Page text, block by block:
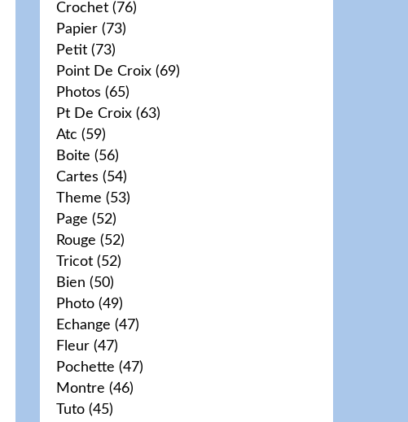
Crochet (76)
Papier (73)
Petit (73)
Point De Croix (69)
Photos (65)
Pt De Croix (63)
Atc (59)
Boite (56)
Cartes (54)
Theme (53)
Page (52)
Rouge (52)
Tricot (52)
Bien (50)
Photo (49)
Echange (47)
Fleur (47)
Pochette (47)
Montre (46)
Tuto (45)